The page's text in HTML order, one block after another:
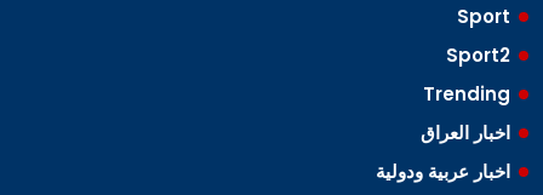
Sport
Sport2
Trending
اخبار العراق
اخبار عربية ودولية